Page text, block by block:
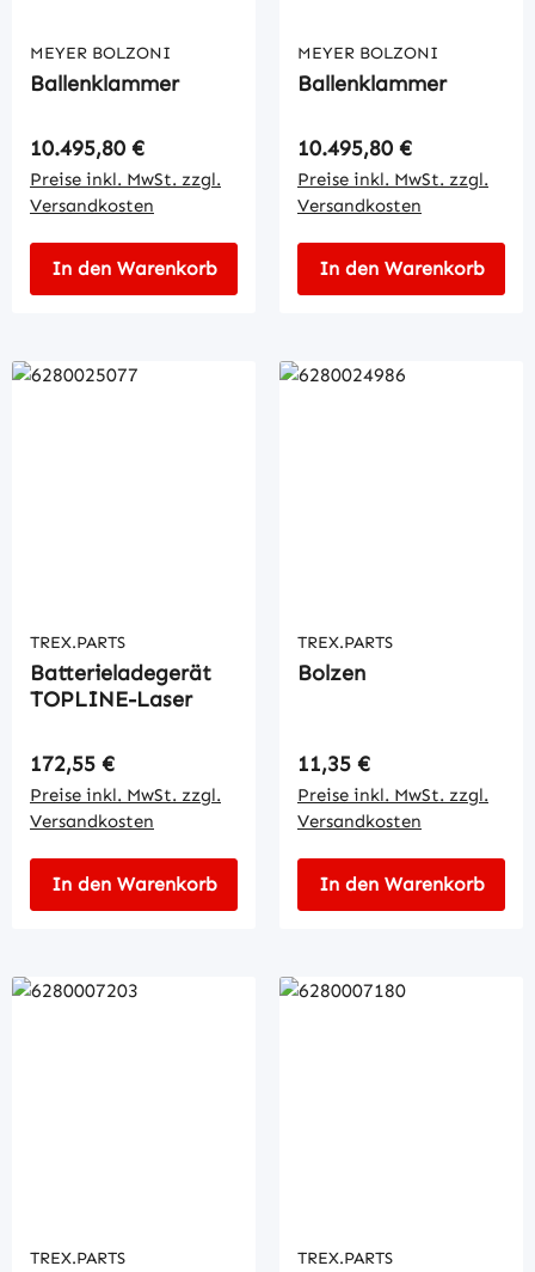
MEYER BOLZONI
Ballenklammer
Regulärer Preis:
10.495,80 €
Preise inkl. MwSt. zzgl.
Versandkosten
In den Warenkorb
MEYER BOLZONI
Ballenklammer
Regulärer Preis:
10.495,80 €
Preise inkl. MwSt. zzgl.
Versandkosten
In den Warenkorb
TREX.PARTS
Batterieladegerät
TOPLINE-Laser
Regulärer Preis:
172,55 €
Preise inkl. MwSt. zzgl.
Versandkosten
In den Warenkorb
TREX.PARTS
Bolzen
Regulärer Preis:
11,35 €
Preise inkl. MwSt. zzgl.
Versandkosten
In den Warenkorb
TREX.PARTS TREX.PARTS